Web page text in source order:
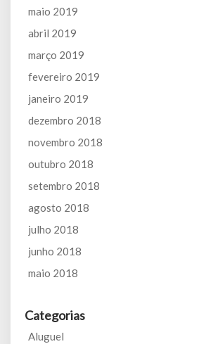
maio 2019
abril 2019
março 2019
fevereiro 2019
janeiro 2019
dezembro 2018
novembro 2018
outubro 2018
setembro 2018
agosto 2018
julho 2018
junho 2018
maio 2018
Categorias
Aluguel